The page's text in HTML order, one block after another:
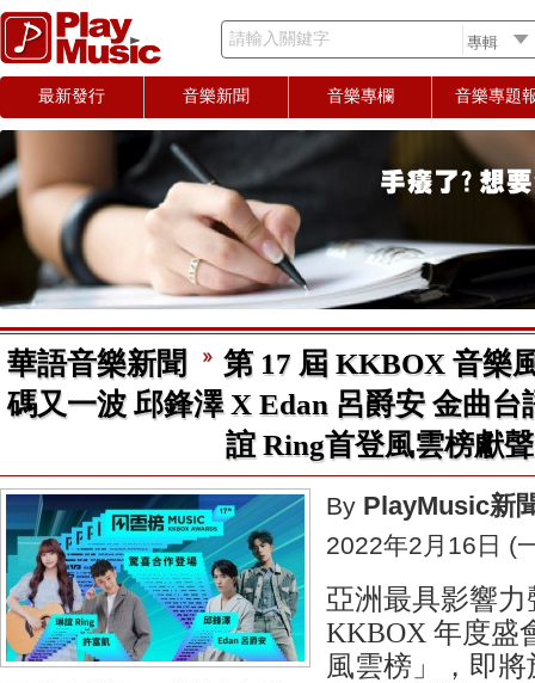
請輸入關鍵字
最新發行 音樂新聞 音樂專欄 音樂專題
華語音樂新聞
第 17 屆 KKBOX 音樂
碼又一波 邱鋒澤 X Edan 呂爵安 金曲
誼 Ring首登風雲榜獻聲
By PlayMusic新
2022年2月16日 (
亞洲最具影響
KKBOX 年度盛
風雲榜」，即將